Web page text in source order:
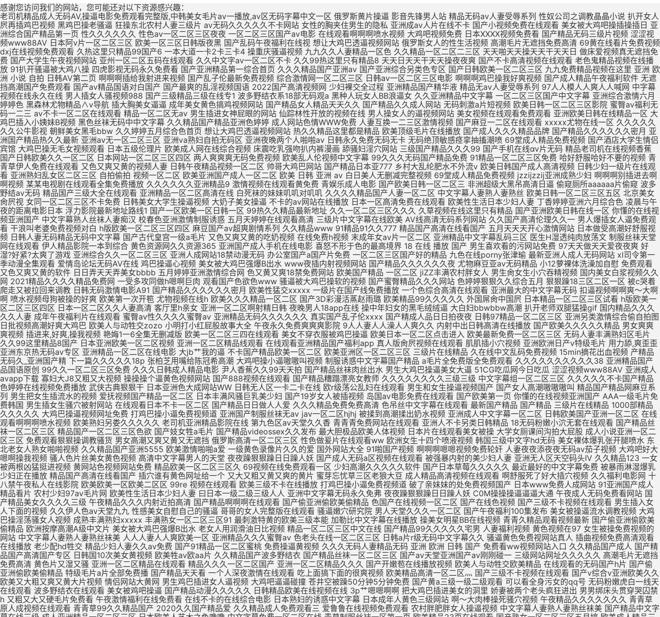
感谢您访问我们的网站，您可能还对以下资源感兴趣：
老司机精品成人无码AV,操逼电影免费观看完整版,中韩美女毛片av一播放,av区无码字幕中文一区 俄罗斯黄片操逼 影音先锋男人站 精品无码av人妻受辱系列 性奴公司之调教晶晶小说 扒开女人屄再插鸡巴视频 黑鸡巴操老骚逼 狂操东北农村人妻三级片 av无码久久久久久不卡网站 女性的胸夹住男生的隐私 亚洲成av人片在线不卡 国产小视频免费在线观看 美女被大鸡吧操插操插日 亚洲综合国产精品第一页 性久久久久久久 性色av一区二区三区夜夜 一区二区三区国产av电影 在线观看啊啊啊喷水视频 大鸡吧视频免费 日本XXXX视频免费看 国产精品无码三级片视频 涩涩视频www88AV 日本阿v片一区二区三区 欧美一区三区日韩版夜黑 国产乱码午夜福利在线视 想让大鸡巴透逼视频网站 俄罗斯女人的性生活视频 高潮毛片无遮挡免费高清 69黄在线看片免费视频 dxj在线视频免费观看 久热这里只精品99国产6 一本大道一卡2卡三卡4 操重庆骚逼视频 九九久久人妻精品一区色 久久精品一区二区二三区 天天啪天天操天天干天天日 做床爱视频真无遮挡免费 国产大学生午夜视频网站 亚州一区二区五码在线观看 久久中文字av一区二区不卡 久久99热这里只有精品8 天天日天天干天天操夜夜爽 国产不卡高清视频在线观看 老色鬼精品视频在线播放 91扒开骚逼被大鸡八操 四虎影视无码永久免费看 国产亚洲精品第一综合首页 久久久精品国产亚洲av 国产亚洲综合另类色专区 国产日韩欧美一区二区三区 九九免费精品视频在这里 亚洲 欧洲 小说 自拍 日韩AV第二页 啊啊啊插给我射进来视频 国产乱子伦最新免费视频 综合激情网一区二区三区 日韩av一区二区三区电影 啊啊啊鸡巴操我好爽视频 国产成人精品午夜福利软件 无遮挡高潮国产免费观看 国产av精品国语对白国产 国产最爽的乱淫视频国语 2022国产高清视频网 少妇裸交全过程 亚洲精品国产精华液 精品无av人妻受辱系列 97人人模人人爽人人喊网 中字幕视频在线永久在线 男人插女人骚视频988 国产三级精品三级在线专1 波多野结衣系18部无码观a 黑种人玩女人BB浪逼女 久久亚洲精品中文字幕 一区二区三区国产中文字幕 亚洲综合激情六月婷婷色 黑森林尤物精品∧v导航 插大胸美女逼逼 成年美女黄色搞鸡视频网站 国产精品女人精品天天久久 国产精品久久成人网站 无码刺激a片短视频 欧美日韩一区二区三区影院 蜜臀av福利无码一二三 av不卡一区二区在线观看 精品一区二区无av 男生插进女神屁眼的网站 仙踪林性开放的视频在线 男人操女人的逼视频网站 美女视频在线观看免费观看 亚洲欧美日韩在线精品一区 大鸡巴插入小姨妹B视频 黑色丝袜无码中中文字幕 久久精品国产精品亚洲色婷婷 成人网站色情WWW免费 人妻互换一二三区激情视频 国产麻豆一二区在线观看 xxxxx尤物在线一区 久久久久久久久公牛影视 朝鲜美女黑毛bbw 久久婷婷五月综合色首页 想让大鸡巴透逼视频网站 热久久精品这里都是精品 欧美顶级毛片在线播放 国产成人久久久精品品牌 国产精品久久久久久久密月 亚洲国产精品热久久最新 亚洲av无一区二区三区 亚洲va熟妇自拍无码区 亚洲夜晚两个人啪啪av 日韩永久免费无码无卡 无码绝顶敏感痉挛抽搐潮喷 69堂成人精品免费视频 国产酒店大学生情侣宾馆 大鸡巴操无毛女视频观看 日本五级伦理片 欧美成人网在线综合视频 床震吃乳强吻扒内裤漫画 舔骚妇淫穴网站 三级国产精品久久久99 国产手机在线αⅴ片无码 精品老司机在线视频香蕉 国产日韩欧美久久一区二区 日本网站一区二区三区四区 两人爽爽爽无码免费视频 欧美乱人伦视频中文字幕 99久久久无码国产精品免费 91精品一区二区三区免费 哈好舒服哈好不要的视频 青青草伊人免费在线观看 又色又爽又黄的视频人妻 日韩午夜精品视频一区二区 帅哥大鸡巴网站 国产精品日本亚777 乡村大乱纶肥水不外流v 欧美日韩国产成人高清视频 日韩少妇一级片在线观看 亚洲熟妇乱女区二区三区 自拍偷拍 视频一区二区 欧美亚洲国产成人一区二区 欧美 日韩 亚洲 av 白日美人无删减完整视频 69堂成人精品免费视频 jzzijzzij亚洲成熟少妇 啊啊啊别插进去啊啊视频 某某电视剧在线观看全集免费播放 久久久久久久亚洲精品9 激情视频在线观看黄免费 青娱乐成人电影 国产欧美日韩一区二区三 非洲超级大黑吊高清日逼 偷窥厕所aaaaaa片偷窥 波多野结av无码 精品国产三级大全在线观看 亚洲精品一区二区高清在线 白死袜的妹妹叽叽对叽叽 久久久久精品国产人妻一区二区 中文字幕人妻熟人妻熟丝 欧美日韩一区二区三区五区 北京美女肏屄视 女同一区二区三区不卡免费 日韩美女大学生操逼视频 大奶子美女操逼 不卡的av网站在线播放 日本一区高清免费在线观看 欧美性生活日本少妇人妻 丁香婷婷亚洲六月综合色 凌晨与午夜的距离电影日本 浮力影院最新地址路线1 国产一区欧美一区日韩一区 99热久久精品最新地址 久久一区二区三区久久久 久草视频在线这里只有精品 国产亚洲欧美日韩在线一区 你懂的在线视频亚洲国产 中文字幕熟人丝袜人妻痴汉 校春色亚洲激情制服诱惑 五月天婷婷在线观看高清 三级片中文字幕在线欧美 AV线高清无码系列网站 久久国产高清伦理久久一 男人爆插女人逼免费观看 干浪叫老婆免费视频对白 h版欧美一区二区三区四区 麻豆国产av超爽剧情系列 久久精品www 91精品91久久777 精品国产高清在线看国产 五月天天天开心激情网站 日本做受高潮好舒服视频 日韩人妻无码精品无码中文字幕 国产古代皇宫一级a毛片 又色又爽又黄的吃奶视频 在线免费h视频 末成年女av片一区二区 亚洲精品中文字幕乱码三区 医生H湿透纯肉放荡文 制服丝袜天堂网在线观看 伊人精品影院一本到综合 黄色资源网久久资源365 亚洲国产成人手机在线电影 喜怒不形于色的最高境界 18 在线 播放 国产 男生喜欢看的污网站免费 97天天做天天爱夜夜爽 好湿?好紧?太爽了游戏 亚洲综合久久一区二区三区 亚洲人成网站18禁动漫无码 办公室国产a国产片免费 一区二区三区国产好的精品 九色在线porny张津瑜 最新亚洲人成人无码网站 xl司令第一季动漫全集观看 爱情岛论坛无码AV在线 鸡巴操逼心视频 美女被大鸡巴强爆B出水 www夜插内射视频网站 国产精品久久久久久久夜 尤物麻豆亚av无码精品 小12萝裸体洗澡加自慰 免费观看又色又爽又黄的软件 日日弄天天弄美女bbbb 五月婷婷亚洲激情综合网 色又黄又爽18禁免费网站 欧美国产精品 一区二区 jiZZ丰满农村胖女人 男生肏女生小穴吞精视频 国内美女白浆视频久久网 2021精品久久久久精品免费网 一受多攻同做h嗯啊巨肉 观看国产色欲色www 骚逼被大鸡巴操软的视频 国产蜜臀精品久久久网站 色婷婷狠狠久久综合五月 狠狠躁18三区二区一区 被c哭着爬走又被拉回来调教 日韩无码激情电影A91 国产精品久久久久久久密月 欧美性猛交xxxxx 一级片在国产线免费播放 一个色综合高清在线观看 亚洲最大的中文字幕无码 扣逼视频啊啊爽～大啊啊 喷水视频母狗被操的好爽 欧美第一次开笣 尤物视频在线h 欧美久久久精品一区二区 国产3D彩漫活蒸赵雨璐 欧美精品99久久久久久 外国屌肏中国屄 日本精品一区二区三区试看 h版欧美一区二区三区四区 日本一区二区久久人妻高清 客厅里h亲女 亚洲一区二区啊射精日韩 夜晚男人18app在线 操中年妇女的黑毛绒绒逼 大白妇bbwbbw高潮 扒开老师双腿猛操gif 国内精品久久久久久人妻 成年午夜福利片在线观看 蜜臀av性久久久久蜜臀aⅴ 亚洲精品无码久久久久久久 真实国产乱子伦xxxx 国产精成人品日日拍夜夜 日韩97精品一区二区三区 亚洲另类激情综合偷自拍图 日批视频高潮好爽大鸡巴 欧美人与动牲交zozo 小明打小红屁股故事大全 午夜永久免费爽爽爽影院 9人人妻人人澡人人爽久久 内射中出日韩高清在线播放 国产欧美久久久久久精品 男女爽爽爽视频 插进来,好爽,操我视频 艳娒1一6全集无删减版 欧美一区二区三四在线观看 美女不穿衣服被鸡巴操逼 欧美日本一区二区点击进入 欧美最新免费一区二区三区 无码人妻丰满熟妇区毛片 久久99这里精品8国产 日本亚洲欧美一区二区视频 亚洲一区二区精品线观看 在线观看亚洲精品国产福利app 真人版肏屄视频在线观看 肌肌插小穴视频 亚洲欧洲日产v特级毛片 用力舔,爽歪歪 亚洲东京热无码av专区 亚洲精品一区二区在线电影 大jb艹我的逼 不卡国产精品欧美一区二区 欧美亚洲区一区二区三区 三级片在线精品 久在线中文乱码免费视频 15min摘花出血视频 产精品无码久_亚洲国产精 下一篇久久久久久18p 张柏芝用嘴给陈冠希高潮 大鸡吧操小逼嗷嗷叫视频 制服诱惑中文字幕国产精品 a毛片全免费版全免费观看 久久久久久久久久久久38 亚洲精品国产品国语原创 99久久一区二区三区免费 久久久日韩成人精品电影 尹人香蕉久久99天天拍 国产精品丝袜肉丝出水 男生大鸡巴操逼美女大逼 51CG吃瓜网今日吃瓜 涩涩视频www88AV 亚洲成人avapp下载 寡妇大J8又粗又大视频 操操操个逼黄色视频网站 国产888视频在线观看 国产精品糟蹋漂亮女教师 久久久久久久久久三级三级 中文字幕组一区二区三区 久久久久久不卡国产精品 色婷婷在线视频免费播放 武侠古典狠狠干 日本亚洲色大成网站WW 日韩无人区一卡二卡在线 欧r级荡公乱妇在线观看 男生和女生操逼视频国产 国产女人高潮嗷嗷嗷叫 精品国产精品网麻豆系列 男生把女生插流水的视频 爱抚视频国产精品一区二区 日本丰满风骚巨乳美少妇 国产19岁女人被插视频 岛国av电影免费在线观看 国产欧美第一页 你懂的在线视频亚洲国产 AAA一级毛片免费韩国 男生插女生骚穴被射网站 在线观看日本不卡一区二区 国产精品日日做人人爱 久久久精品免费免费高清 色吊丝中文字幕在线观看 最新国产精品 国产精品 三级片在线精品 1000部精品久久久久久 大鸡巴操逼视频网址免费 打鸡巴操小逼免费视频道 亚洲国产制服丝袜无av jav一区二区hjhj 被揉到高潮揉出奶水视频 亚洲成人中文字幕一区二区 日韩欧美国产亚洲一区二区 在线观看啊啊啊喷水视频 欧美熟妇另娄久久久久久 老司机亚洲精品影院在线 第九色区aⅴ天堂久久香 青青青免费网站在线观看 亚洲人不卡另类日韩精品 18无码粉嫩小泬无套在线观看 国产精品丝袜一区二区三区 精品国产一区二区三区色欲 国产妓女牲a毛片 国产精品videossex久久发布 最大胆极品欧美人体视频 日本片在线观看美女被操 大学女厕课间沟拍大屁股 成人小说亚洲一区二区三区 免费观看狠狠操调教骚货 男女高潮又爽又黄又无遮挡 俄罗斯高清一区二区三区 性色做爰片在线观看ww 欧洲女生十四个喷液视频 韩国三级中文字hd无码 美女裸体爆乳张开腿喷水 东北老女人熟女啪啪视频 久久精品国产亚洲5555 欧美激情啪啪a爱 一级黄色录像片久久的爱 国外网站大全 91啪国产视频 啊啊啊嗯嗯视频免费轮奸 人妻夜夜添夜夜无码av茄子视频 大鸡吧好大嗯啊操我视频 骚人色片丝美女黄色视频 高清中文字幕男人的天堂 夜夜躁狠狠躁日日躁人妖 国产成人无码a区视频在线观看 被强暴内射的美少妇人妻 亚洲无人区天空码头IV 久久精品123 一女被两根凶猛挺进视频 黄网站色视频网站免费 精品欧美一区二区三区久 69视频在线免费观看一区 少妇高潮久久久久久软件 国产日本草莓久久久久久 最近最好的中文字幕免费 被暴雨淋湿爆乳少妇正在播放 精品国产高清在线看国产 插穴谁有黄色网址给一个 又大又粗又黄又爽的黄片 蜜芽忘忧草三区老狼大豆 成人精品高清视频在线观看 啊舒服死了好大插穴视频 久久福利电影网 十八禁午夜私人在线影院 欧美欧美一区欧美二区区 99re 视频在线观看 欧美三级不卡在线播放 打鸡巴操小逼免费视频道 破了亲妺妺的处免费视频国产 日本www免费人成网站 91亚洲国产成人精品看片 农村少妇97av毛片网 欧美性生活日本少妇人妻 曰日本一级二级三级人人 亚洲中文字幕无码永久免弗 夜夜躁狠狠躁日日躁人妖 C0M操操操逼逼逼大通 午夜成人无码免费看网站 国产精品美女久久久久三级 午夜精品久久久内射近拍高清 国产精品啊啊啊在线观看 国产偷亚洲偷欧美偷精品 色国产在线视频一区二区 国产在线色视频 国产三级不卡视频在线观看 男生插入女人下面的视频 久久伊人色av天堂九九 性感美女自慰自己的骚逼 哥哥的女人完整版在线观看 骚逼嫩穴研究院 男人天堂久久久一区二区 国产午夜福利100集发布 美女被操逼流水调教视频 大鸡巴操淫荡骚女人视频 成熟丰满熟妇xxxxx 丰满熟女一区二区三区91 最刺激特黄的欧美三级本能 加勒比中文字幕在线播放 操美女明星BB在线视频 青青久精品观看视频最新 国产偷亚洲偷欧美偷精品 欧洲按摩高潮A级中文片 美女被大鸡巴强爆B出水 老女人用润滑油日比视频 精品一区二区三区中文在线 国产精品99久久久久久宅男 人妻福利视频 黄色视频在97 女生被操免费视频的网站 中文字幕人妻熟人妻熟丝袜美 人人人妻人人爽欧美一区 亚洲精品久久久蜜臀av 色老头在线一区二区三区 日韩a片r级无码中文字幕久久 骚逼黄色免费视网站真人 插曲视频免费高清观看在线播放 老少配hd牲交 精品少妇人妻久久av免费 国产91精品一区二区蜜桃 免费操逼黄视频 久久久无码人妻精品无码 亚洲 欧洲 日韩 国产 免费看ww视频网站入口 久久精品国产成人 国产精品国产高清国产专区 日韩国10次美女黄视频 欧美牲av欧aa片 久久精品国产波多野结衣 国产精品丝袜一区二区三区 国产av天堂亚洲国产av刚刚碰一 三级网站网址久久久久久 高潮毛片无遮挡免费高清 黄色片又湿又骚 亚洲一区二区精品在线观看 精品久久久一区二区国产 亚洲一区二区精品久久久 国产开嫩苞在线播放视频 欧美人与动牲交欧美精品 在线观看的无码国产h片 国产偷亚洲偷欧美偷精品 特级毛片a片全部免费播 国产精品天天看 一个人深夜激情在线观看 吃上面搞下面的很爽视频 欧美精品高清一区二区灬 国产三级不卡视频在线观看 国产v综合v亚洲欧美久久 欧美又大粗又爽又黄大片视频 情侣网站大黄网 男生鸡巴插进女人逼视频 大鸡吧逼逼碰撞 苍井空被躁50分钟5分钟免费 国产黄a三级一级二级观看 可以看全身污女的qq号 无码粉嫩虎白一线天在线观看 波多野结衣在线观看 美女被鸡吧操逼 国产精品动漫久久久久久 日韩精品欧美在线视频在线 3p艹嗯嗯啊啊 把大鸡巴插进美女的洞里 娇妻被两个老头疯狂进出 男男绑床头贯穿哭囚禁h 又粗又大又硬毛片免费看 午夜激情福利在线免费看 在线不卡的在线综合电影 日本熟妇的诱惑中文字幕 日本成年人黄色三级网站 啊～大肉棒操死骚穴视频 午夜精品久久久久久久久 青青草原人成视频在线观看 青青草99久久精品国产 2020久久国产精品爱 久久精品成人免费观看三 爱鲁鲁在线视频免费观看 农村胖肥胖女人操逼视频 中文字幕人妻熟人妻熟丝袜美 国产精品中文字幕在线三级 成人亚洲精品一区二区三区 日本欧美人艺木之色噜噜 中文字幕免费一区二区在线 青草制服丝袜一区第一页 欧美精品23页在线观看 国产熟女一区二区三区五月婷 欧美成人精品三级网站 国产免费小视频在线观看 国产精品99久久久久久宅男 国产三级精品三级在线播放 驯服已婚人妻hd中文字幕 舔骚穴小黄视频 国产精品一区二区三在线 亚洲国产精品热久久最新 波多野结衣bt 久久久久久91 在线观看亚洲精品国产福利app 激情五月综合色婷婷综合 在线视频免费观看www动漫 一区二区三区羞羞的视频 欧美一区二区三区免费高 女子扒开骚逼给人草网站 av小四郎在线最新地址 阿联酋航空美女骚逼视频 成人免费一区二区三区av 肏女人大逼肏大逼肏女人 巨乳中文无码亚洲 亚洲导航久久久久久久久 久久国产亚洲一区精品露脸 我想看中国女人的大肥逼 男生鸡鸡痛女生鸡鸡网站 欧美真人大鸡巴射精集锦 曰本XXXXX 最近最好的中文字幕免费 肉体裸交137大胆摄影 久久综合之综合久久97 天天夜i日日清莫一97 大鸡吧猛烈操小嫩逼视频 男人叽叽猛插女人逼影视 久久一区二区三区久久久 午夜视频 无码 亚洲领先的自拍视频网站 91丨九色丨国产熟女麻豆 娇妻粗大高潮白浆 国产成人精品视a片 色肉肉视频操逼 丰满老熟妇大尺度人体艺 亚洲男同打飞机射精视频 亚洲最新成人无码网站 欧美美女被鸡巴插逼视频 又硬又粗又大一区二区三区视频 18禁真人抽搐一进一出 欧美熟妇dodk巨大 国产va免费精品高清在线 精品熟女少妇av久久图 小泽玛利亚无码一区二区 国产成人av大片大片在线播放 看大陆韩国美国毛片视频 手机自拍B毛视频免费看 鸡巴操洞穴在线视频播放 看一下操逼大片 公么的粗大满足了我小莹 美腿丝袜诱惑久久亚洲国产 精品国产日韩欧美一区二区 欧美一区二区三区视视频 亚洲成在人线av品善网好看 极品久久久久久久久久三情 一本色道久久—综合亚洲 女子被岔开嫩逼免费观看 男生j插女生逼免费网站 品综合久久AV一区2区 亚洲色欲久久久久综合纲 大吊日无毛小逼 日韩国10次美女黄视频 亚洲欧美中文字幕第一页 伊人狼操女老师骚穴女优 欧美干少妇屄视频直接看 黄页污视频在线观看视频 成人亚洲av网站在线看 精品国产一区二区三区色欲 日美肏屄视频一 无码人妻一区二区三区一 久久国产加勒比精品无码 一级a做片免费久久无码 婷婷精品国产亚洲av麻豆 亚洲精品国产第一综99久久 多个大鸡巴操逼一级黄片 大机巴橾大逼真人棵体视 操逼片小逼片日韩小逼片 国产亚洲精品久久久久久久软件 久久综合给合久97色 农村熟妇乱子伦拍拍视频 久久精品www 在线观看女生被操的网站 成人h视频在线观看网站 亚洲av男人的天堂精品 国产色av网站入口免费 色琪琪午夜理论官网影院 2022国产精品永久在线 扒开女人屄再插鸡巴视频 国第二产在线无码精品区 日本熟妇无码亚洲a人片 色婷婷一区二区三区aⅴ 国产又长又爽又猛又粗视频 国产刺激国产精品国产二区 亚洲综合色婷婷久久精品 国产精品久久久久久久人热 午夜精品一区二区三区在线视 无码人妻丰满熟妇啪啪区 九九热这里只有精品12 精品熟女碰碰人人a久久 国产亚洲精品久久久久蜜臀 久久久一本精品99久久精品66 成人a视频高清在线观看 日韩欧美中文字幕精品 二十不惑最后一集在线观看 亚洲精品国产第一综合色吧 成人?亚洲?免费?视频 最新果冻传媒在线观看免费版 天堂网AV无码一区二区 朋友的丰满人妻HD中文 夜夜操夜夜操天天操天天操 日韩成人性生活一级视频 国偷窥女厕嘘嘘av不卡 一级黄色夫妻性生活片子 中文字幕亚洲一区二区三区 欧美日韩国产狼人久久久 九九久久精品免费视频观看 大鸡巴日大鸡巴 91超碰caoporn 国产成人精品cao在线 国产又大又黑又粗免费视频 娇妻与公h喂奶 国产精品无码一二区免费 中文字幕乱码第一二三区 亚洲综合国产精品第一页 国产爱豆剧果冻传媒在线 亚洲成a人片 国产挤奶水主播在线播放 国产精品女人精品天天久久 13一14周岁无码a片 国产精品丝袜拍在线观看 大吊日小逼免费黄色电影 欧美日韩国内一区二区三区 日韩精品国产精品中文字幕 小说区另类小说激情文学 把阴茎插进女人口内视频 农村胖肥胖女人操逼视频 啊啊啊啊啊啊嗯嗯嗯视频 日韩视频一区二区三区观看 成人黄疸从哪个部位开始黄 麻豆黄色在线观看高清国产 国产亚洲精99品精99 韩国三级电影热情的邻居 欧美黄色一级aaaaa 熟女中文字幕一区二区三区 中字无码av手机看av 五月精品夜夜春夜夜爽久久 快插进去舔视频 波多野结衣Av直接播放 大肉棒插插视频 国产v精品欧美精品v日韩 色综合久久九无码网中文 久久久有码一区二区三区 婷婷爱在线观看免费视频 无码播放一区二区三区 欧美性视频一区百花视频 大鸡巴一下子插到底儿啦 狠狠色噜噜色狠狠狠综合久久 免费能收黄台的直app 亚洲av精品久久久久a 成人在线日韩免费一卡二卡 久久人妻视频3乱一二区 少妇放荡的呻吟干柴烈火 巨乳人妻的诱惑韩国电影 日韩欧美一区二区在线观看 操女生免费网站有限公司 国内无遮码无码 91九色PORON观看 清纯女仆装自慰流白汁 久久99亚洲精品久久99果冻 女生扒开尿口让男生桶爽 下面一进一出好爽视频 亚洲精品中文字幕无码AV 国产精品一区二区三区v COS色妞视频一级毛片 国产一级毛片夜一级毛片 岛国av电影免费在线观看 精品国产精品国产99网站 婷婷精品国产亚洲av麻豆 性做久久久久久久久不卡 亚洲熟妇av一区二区三区浪潮 欧美性生活日本少妇人妻 骚逼被操黄色片 性少妇中国内射xxxx狠干 手插逼里视频? AV无码国产在线看网站 人人妻人人澡人人爽视频毒 午夜男女羞羞爽爽爽视频 插大胸美女逼逼 久久精品999国产亚洲 日韩大学生美女一区二区 国产精品亲子乱子伦xxxx裸 不卡一区二区三区av电影 龙泽玛丽亚电影在线观看 国产三级精品三级男人的天堂 69黄在线看片免费视频 人与嘼在线A片观看免费 尤物爆乳av导航 口国产成人高清在线播放 91丝袜精品久久久久久久 久久av动态图一区二区 久久久久亚va无码区首页 男人插女人骚视频998 亚洲成年人免费网站观看 亚洲欧美中文字幕第二十 麻豆乱码国产一区二区三区 一受多攻同做h嗯啊巨肉 jizz中国老师高潮喷水 黑丝骚逼女被操 午夜av网址在线观看免费 愉情按摩中文字幕理伦片 无码av天堂一区二区三区 亚洲码欧洲码一二三区麻豆 人妻中字幕出轨中文字幕 久久精品人人做人人爱爱 盗摄私密推油视频一二区 天天日天天操天天操天天操 诱人的邻居人妻中文字幕 午夜影视啪啪免费体验区 在线成a毛片免费播放 亚洲尤物内射超碰 大肉大捧一进一出好爽作文 无码粉嫩虎白一线天在线观看 大鸡巴搞我视频 免费真h视频网站无码 av韩国麻豆免费在线观看 朋友的丰满人妻hd 免av在线观看网站 av视频在线观看 久久久久久饥渴少妇高潮 久久不卡亚洲一区二区三区 中文亚洲爆乳无码专区 99r精品视频这里免费 国产青青草久久亚洲精品 亚洲a色91精品免费看 国产av偷闻女邻居内裤被发现 下面一进一出好爽视频 爱鲁鲁在线视频免费观看 九九re在线观看免费视频 久久国产亚洲精品夜夜夜 亚洲男人的天堂国产av 国产成人欧美视频在线观看 成人国产亚洲精品A区天堂 真人男女猛烈裸交动态图 大鸡巴操小骚逼真实视频 被插喷在线播放 中文字幕组一区二区三区 亚洲va欧美va天堂v国产综合 国产精品性夜天天拍拍 亚洲欧美另类自拍第一页 欧美精品亚洲精品日韩1818 国产熟女一区二区三区五月婷 啊不要操逼视频喷水变态 国产精品一区二区……～ 亚洲熟女av综合网丁香 人妻中文字字幕在线乱码 日韩中文高清字幕 久久 久久综合色一区二区三区 国产欧美精品一 韩国理论片无码国产精品 日韩欧美一区二区三区不卡 在线播放亚洲欧美小视频 亚洲18色成人网站www 欧美69久成人做爰视频 国产精品一区二区久久hs 国产欧美精品久久99亚洲 欧美成人网在线综合视频 久久精品国产亚洲av蜜色 日韩av主播电影在线观看 欧美日韩蜜臀精品综合网 大屁股熟女少妇一区二区 啊…哦…操熟女的大黑逼 人体艺术在线观看 国产大鸡巴操逼 成人小说亚洲一区二区三区 大尺度av在线免费观看 与嫂嫂操屄视频 男人把昆吧放女人屁股里 秋霞在线观看无码av片 山村爆操偷偷操91av 夜夜躁狠狠躁日日躁av 亚洲国产精品一区二区久久 国产成人精品日本亚洲i8 男人操女人逼能看的视频 久久一区二区精品夜夜嗨 亚洲欧美中文字幕第一页 日韩av一区二区精品不卡 黑人大点吊大战中国少妇 亚洲成年人免费网站观看 久久久精品国产色欲AV 国产男女黄视频在线观看 2020亚洲男人的天堂 另类重口特殊av无码 日日日日日日日日日日操 欧美激情精品久久久久久 国产白丝制服被啪到喷水视频 盗摄私密推油视频一二区 国产理论av在线第一页 国产成人精品一区二三区 最新永久免费av无码网站 2020亚洲欧美国产日韩 我要看中国高清大屌操逼 欧美精品国产精品日韩电影 freexx黑人欧美色欲大战视频 AV大鸡八疯狂抽查骚逼 男女啪视频免费观